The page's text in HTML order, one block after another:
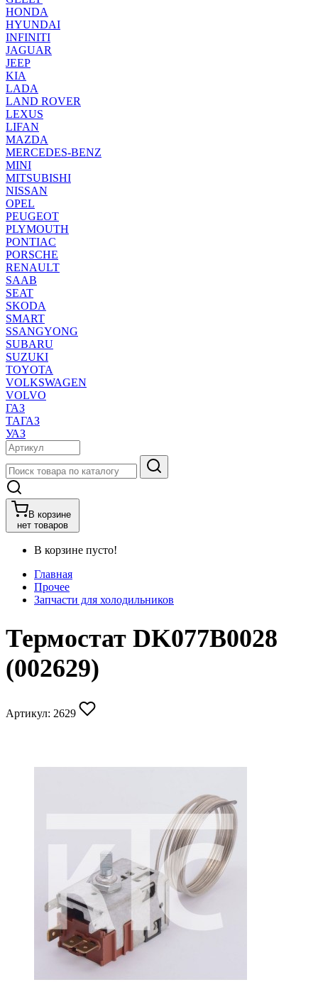
HONDA
HYUNDAI
INFINITI
JAGUAR
JEEP
KIA
LADA
LAND ROVER
LEXUS
LIFAN
MAZDA
MERCEDES-BENZ
MINI
MITSUBISHI
NISSAN
OPEL
PEUGEOT
PLYMOUTH
PONTIAC
PORSCHE
RENAULT
SAAB
SEAT
SKODA
SMART
SSANGYONG
SUBARU
SUZUKI
TOYOTA
VOLKSWAGEN
VOLVO
ГАЗ
ТАГАЗ
УАЗ
В корзине
нет товаров
В корзине пусто!
Главная
Прочее
Запчасти для холодильников
Термостат DK077B0028
(002629)
Артикул: 2629